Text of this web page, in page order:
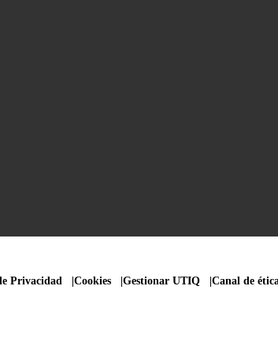
Privacidad Cookies Gestionar UTIQ Canal de